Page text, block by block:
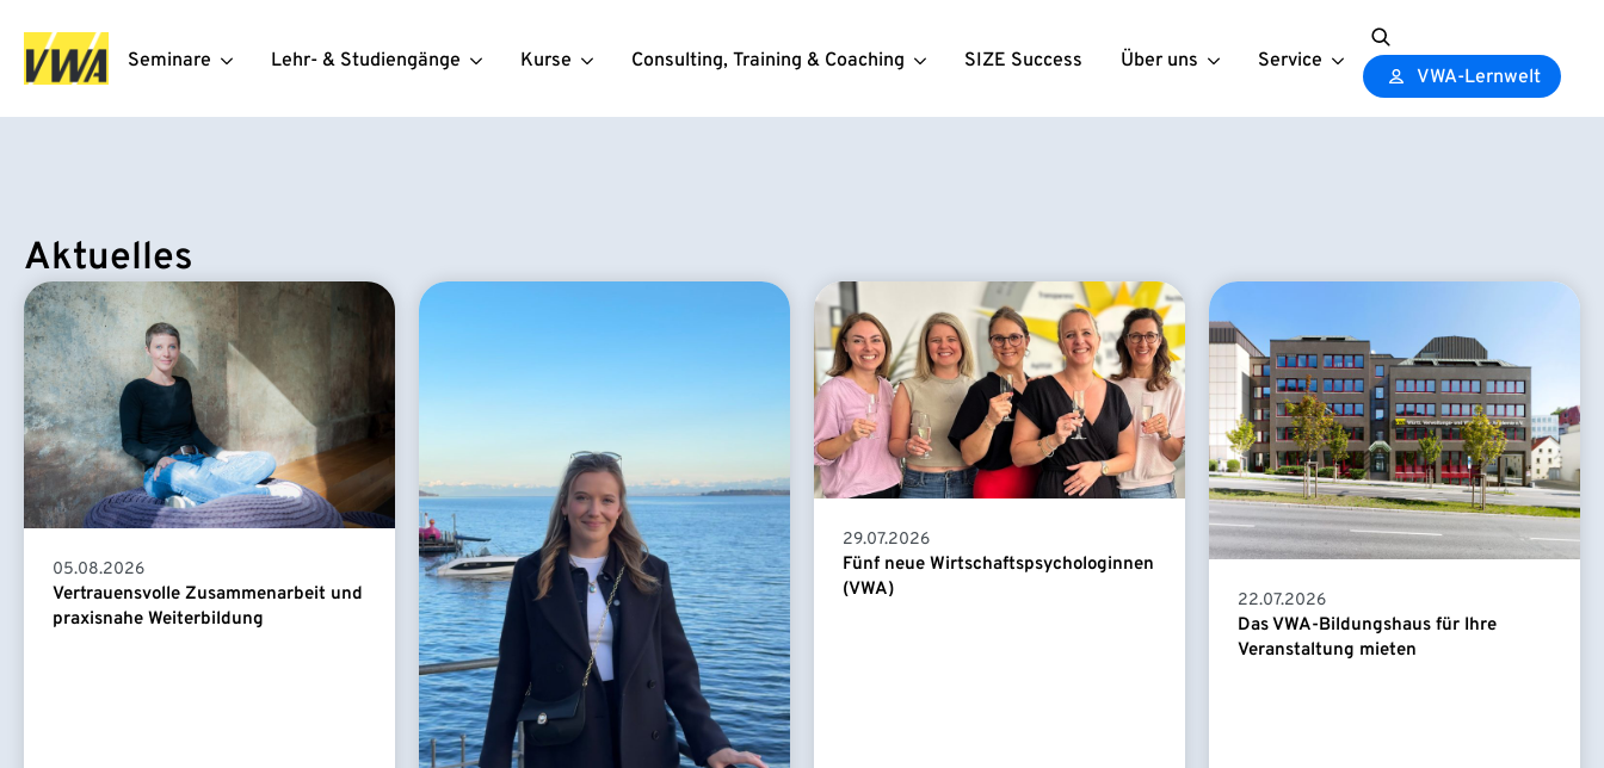
Seminare Lehr- & Studiengänge Kurse Consulting, Training & Coaching SIZE Success Über uns Service
Search
for:
VWA-Lernwelt
Aktuelles
05.08.2026
Vertrauensvolle Zusammenarbeit und
praxisnahe Weiterbildung
29.07.2026
Fünf neue Wirtschaftspsychologinnen
(VWA)
22.07.2026
Das VWA-Bildungshaus für Ihre
Veranstaltung mieten